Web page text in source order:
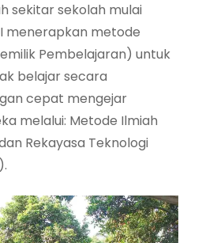
sekitar sekolah mulai
menerapkan metode
Pembelajaran) untuk
belajar secara
cepat mengejar
melalui: Metode Ilmiah
Rekayasa Teknologi
).